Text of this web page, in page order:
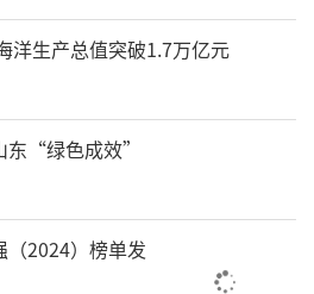
洋生产总值突破1.7万亿元
东“绿色成效”
2024）榜单发